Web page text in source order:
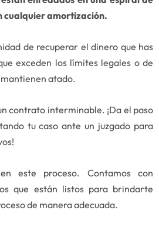
cualquier amortización.
de recuperar el dinero que has
exceden los límites legales o de
atado.
contrato interminable. ¡Da el paso
tu caso ante un juzgado para
este proceso. Contamos con
que están listos para brindarte
de manera adecuada.